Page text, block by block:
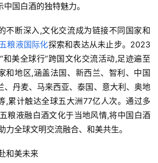
国白酒的独特魅力。
不断深入,文化交流成为链接不同国家和
粮液国际化探索和表达从未止步。2023
和美全球行”跨国文化交流活动,足迹遍至
和地区,涵盖法国、新西兰、智利、中国
、丹麦、马来西亚、泰国、意大利、奥地
,累计触达全球五大洲77亿人次。通过多
粮液融白酒文化于当地风情,将中国白酒
力全球文明交流融合、和美共生。
和美未来